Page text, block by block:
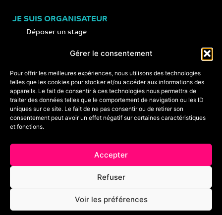
Gérer le consentement
Pour offrir les meilleures expériences, nous utilisons des technologies
telles que les cookies pour stocker et/ou accéder aux informations des
appareils. Le fait de consentir à ces technologies nous permettra de
traiter des données telles que le comportement de navigation ou les ID
uniques sur ce site. Le fait de ne pas consentir ou de retirer son
consentement peut avoir un effet négatif sur certaines caractéristiques
et fonctions.
Accepter
Refuser
Voir les préférences
JE SUIS ORGANISATEUR
Déposer un stage
Notre concept
CONTACT
+33 (0)6 74 89 64 59
monstagededanse@gmail.com
Crédits & mentions légales
Politique de cookies